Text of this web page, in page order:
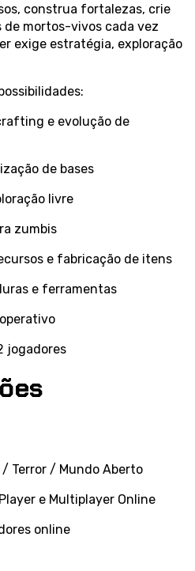
construa fortalezas, crie
mortos-vivos cada vez
exige estratégia, exploração
e evolução de
de bases
livre
zumbis
e fabricação de itens
e ferramentas
jogadores
Terror / Mundo Aberto
e Multiplayer Online
online